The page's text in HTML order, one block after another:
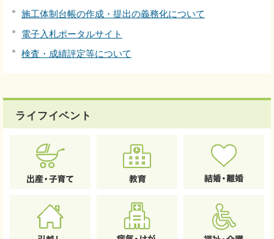
施工体制台帳の作成・提出の義務化について
電子入札ポータルサイト
検査・成績評定等について
ライフイベント